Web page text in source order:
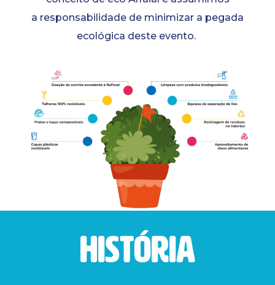
​a responsabilidade de minimizar a pegada
ecológica deste evento. ​
História